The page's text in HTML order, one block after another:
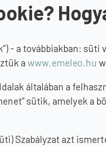
- a továbbiakban:
a www.emeleo.hu
általában a
sütik, amelyek a
Szabályzat azt